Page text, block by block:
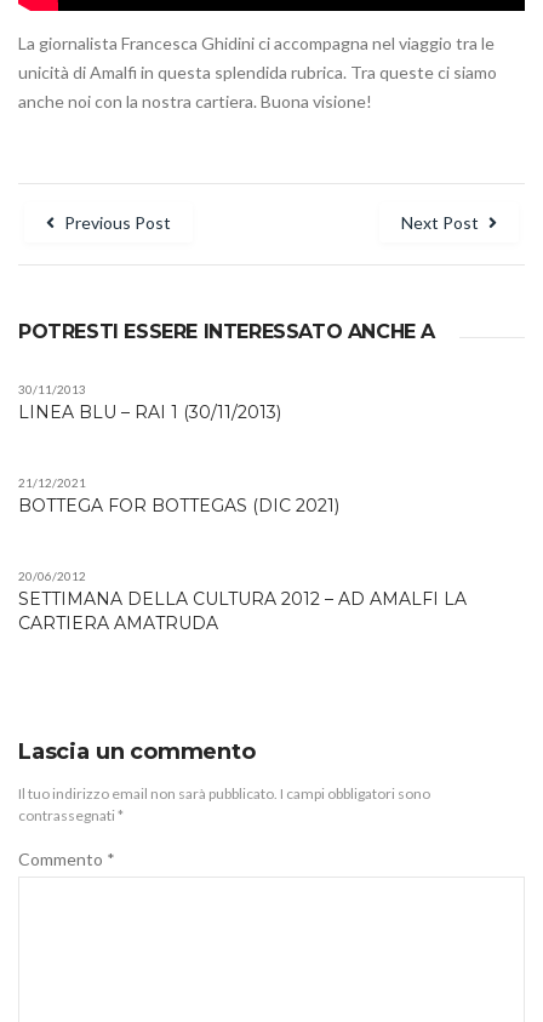
La giornalista Francesca Ghidini ci accompagna nel viaggio tra le
unicità di Amalfi in questa splendida rubrica. Tra queste ci siamo
anche noi con la nostra cartiera. Buona visione!
Navigazione
Previous Post Next Post
POTRESTI ESSERE INTERESSATO ANCHE A
30/11/2013
LINEA BLU – RAI 1 (30/11/2013)
21/12/2021
BOTTEGA FOR BOTTEGAS (DIC 2021)
20/06/2012
SETTIMANA DELLA CULTURA 2012 – AD AMALFI LA
CARTIERA AMATRUDA
Lascia un commento
Il tuo indirizzo email non sarà pubblicato. I campi obbligatori sono
contrassegnati *
Commento *